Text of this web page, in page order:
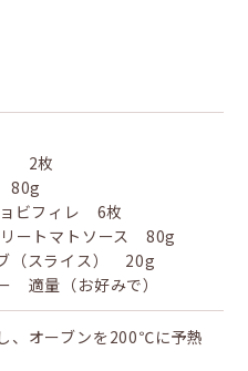
） 2枚
80g
ョビフィレ 6枚
リートマトソース 80g
（スライス） 20g
適量（お好みで）
、オーブンを200℃に予熱